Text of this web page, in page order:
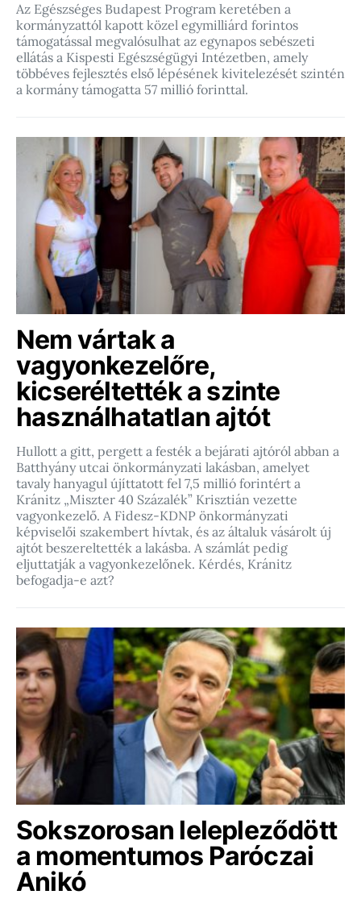
Az Egészséges Budapest Program keretében a
kormányzattól kapott közel egymilliárd forintos
támogatással megvalósulhat az egynapos sebészeti
ellátás a Kispesti Egészségügyi Intézetben, amely
többéves fejlesztés első lépésének kivitelezését szintén
a kormány támogatta 57 millió forinttal.
Nem vártak a
vagyonkezelőre,
kicseréltették a szinte
használhatatlan ajtót
Hullott a gitt, pergett a festék a bejárati ajtóról abban a
Batthyány utcai önkormányzati lakásban, amelyet
tavaly hanyagul újíttatott fel 7,5 millió forintért a
Kránitz „Miszter 40 Százalék” Krisztián vezette
vagyonkezelő. A Fidesz-KDNP önkormányzati
képviselői szakembert hívtak, és az általuk vásárolt új
ajtót beszereltették a lakásba. A számlát pedig
eljuttatják a vagyonkezelőnek. Kérdés, Kránitz
befogadja-e azt?
Sokszorosan lelepleződött
a momentumos Paróczai
Anikó